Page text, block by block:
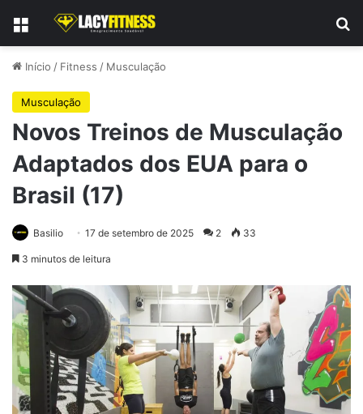
Menu
Início / Fitness / Musculação
Musculação
Novos Treinos de Musculação
Adaptados dos EUA para o
Brasil (17)
Basilio 17 de setembro de 2025 2 33
3 minutos de leitura